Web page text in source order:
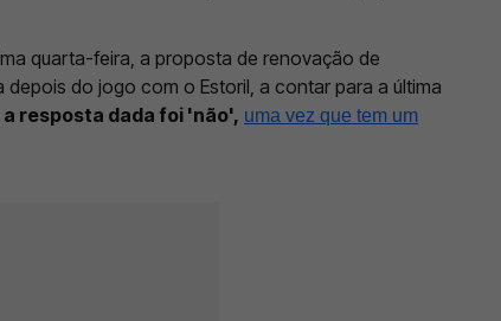
quarta-feira, a proposta de renovação de
do jogo com o Estoril, a contar para a última
resposta dada foi 'não', uma vez que tem um